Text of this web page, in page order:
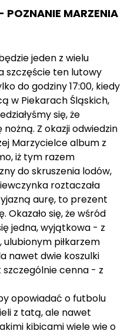
POZNANIE MARZENIA
jeden z wielu
szczęście ten lutowy
do godziny 17:00, kiedy
w Piekarach Śląskich,
się, że
Z okazji odwiedzin
Marzycielce album z
iż tym razem
do skruszenia lodów,
roztaczała
aurę, to prezent
Okazało się, że wśród
jedna, wyjątkowa - z
piłkarzem
nawet dwie koszulki
szczególnie cenna - z
opowiadać o futbolu
z tatą, ale nawet
kibicami wiele wie o